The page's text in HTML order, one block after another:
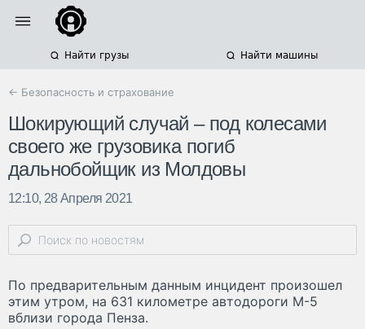
Найти грузы Найти машины
← Безопасность и страхование
Шокирующий случай – под колесами
своего же грузовика погиб
дальнобойщик из Молдовы
12:10, 28 Апреля 2021
По предварительным данным инцидент произошел
этим утром, на 631 километре автодороги М-5
вблизи города Пенза.